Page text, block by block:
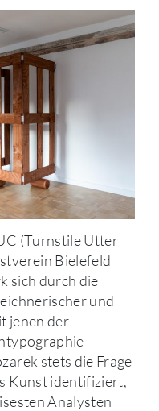
(Turnstile Utter
Bielefeld
sich durch die
und
jenen der
stets die Frage
Kunst identifiziert,
Analysten